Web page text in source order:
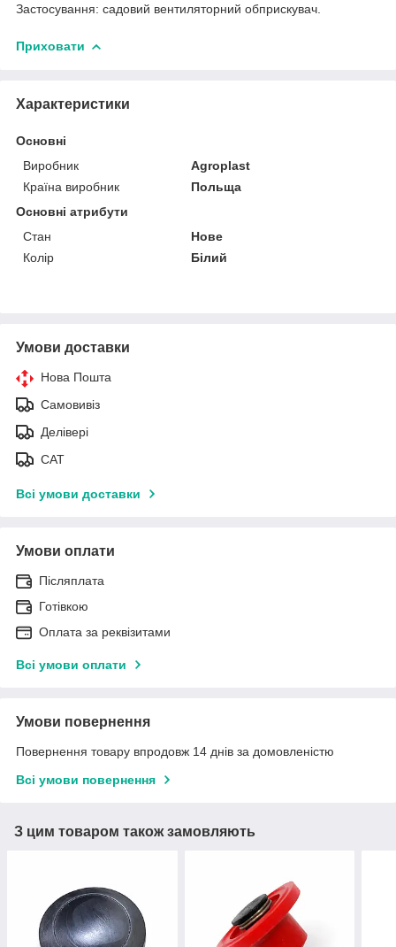
Застосування: садовий вентиляторний обприскувач.
Приховати
Характеристики
Основні
Виробник
Agroplast
Країна виробник
Польща
Основні атрибути
Стан
Нове
Колір
Білий
Умови доставки
Нова Пошта
Самовивіз
Делівері
САТ
Всі умови доставки
Умови оплати
Післяплата
Готівкою
Оплата за реквізитами
Всі умови оплати
Умови повернення
Повернення товару впродовж 14 днів за домовленістю
Всі умови повернення
З цим товаром також замовляють